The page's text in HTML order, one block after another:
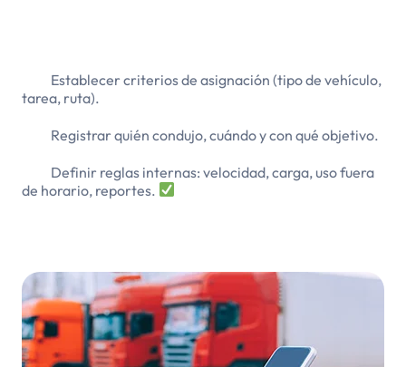
Establecer criterios de asignación (tipo de vehículo,
tarea, ruta).
Registrar quién condujo, cuándo y con qué objetivo.
Definir reglas internas: velocidad, carga, uso fuera
de horario, reportes.